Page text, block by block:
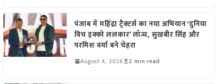
पंजाब में महिंद्रा ट्रैक्टर्स का नया अभियान ‘दुनिया
विच इक्को ललकार’ लॉन्च, सुखबीर सिंह और
परमिश वर्मा बने चेहरा
August 4, 2026 2 min read